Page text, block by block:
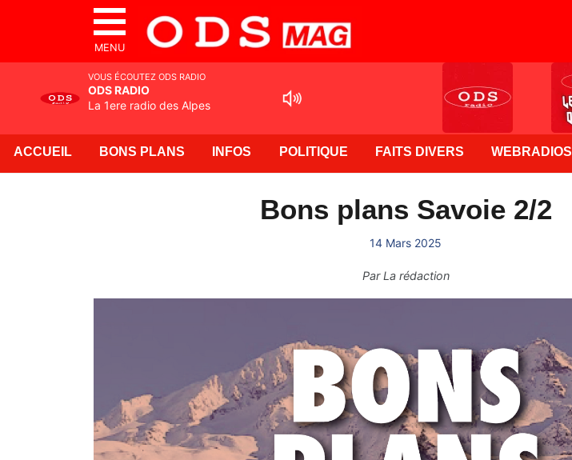
MENU
ACCUEIL BONS PLANS INFOS POLITIQUE FAITS DIVERS WEBRADIOS
Bons plans Savoie 2/2
14 Mars 2025
ParLa rédaction
VOUS ÉCOUTEZ ODS RADIO
ODS RADIO
La 1ere radio des Alpes